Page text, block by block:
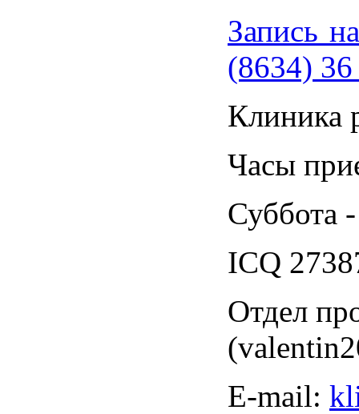
Запись
(8634) 36
Клиника
Часы
Суббота
ICQ
Отдел
Е-mail: